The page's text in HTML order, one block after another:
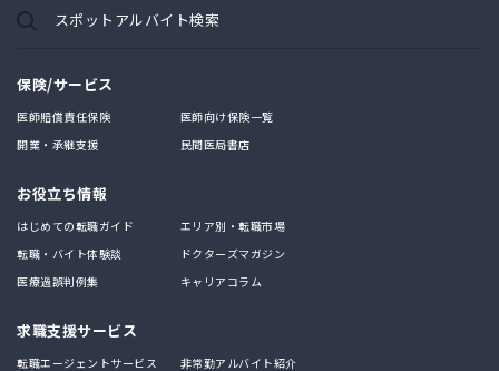
スポットアルバイト検索
保険/サービス
医師賠償責任保険
医師向け保険一覧
開業・承継支援
民間医局書店
お役立ち情報
はじめての転職ガイド
エリア別・転職市場
転職・バイト体験談
ドクターズマガジン
医療過誤判例集
キャリアコラム
求職支援サービス
転職エージェントサービス 非常勤アルバイト紹介